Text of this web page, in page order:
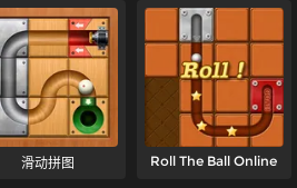
滑动拼图 Roll The Ball Online